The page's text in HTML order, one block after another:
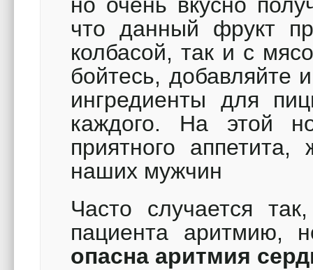
Часто случается
пациента аритмию,
опасна аритмия